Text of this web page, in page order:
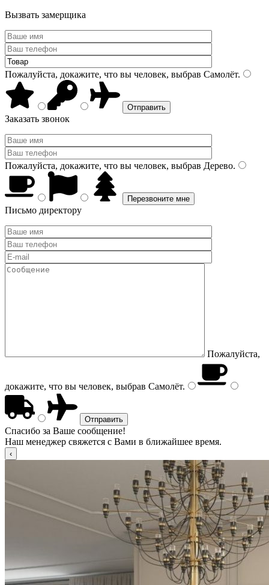
Вызвать замерщика
Пожалуйста, докажите, что вы человек, выбрав Самолёт.
Заказать звонок
Пожалуйста, докажите, что вы человек, выбрав Дерево.
Письмо директору
Пожалуйста,
докажите, что вы человек, выбрав Самолёт.
Спасибо за Ваше сообщение!
Наш менеджер свяжется с Вами в ближайшее время.